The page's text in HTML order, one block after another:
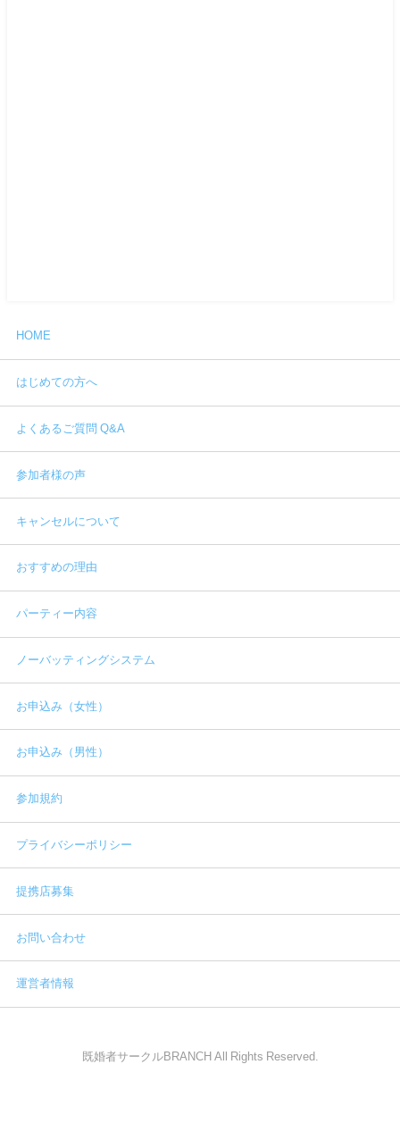
HOME
はじめての方へ
よくあるご質問 Q&A
参加者様の声
キャンセルについて
おすすめの理由
パーティー内容
ノーバッティングシステム
お申込み（女性）
お申込み（男性）
参加規約
プライバシーポリシー
提携店募集
お問い合わせ
運営者情報
既婚者サークルBRANCH All Rights Reserved.